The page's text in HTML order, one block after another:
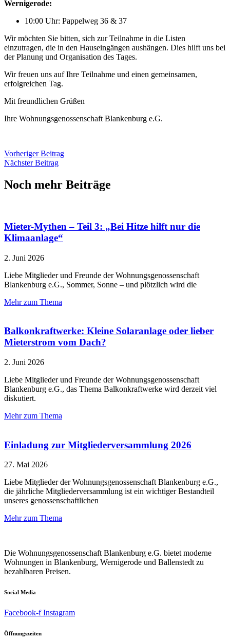
Wernigerode:
10:00 Uhr: Pappelweg 36 & 37
Wir möchten Sie bitten, sich zur Teilnahme in die Listen
einzutragen, die in den Hauseingängen aushängen. Dies hilft uns bei
der Planung und Organisation des Tages.
Wir freuen uns auf Ihre Teilnahme und einen gemeinsamen,
erfolgreichen Tag.
Mit freundlichen Grüßen
Ihre Wohnungsgenossenschaft Blankenburg e.G.
Vorheriger Beitrag
Nächster Beitrag
Noch mehr Beiträge
Mieter-Mythen – Teil 3: „Bei Hitze hilft nur die
Klimaanlage“
2. Juni 2026
Liebe Mitglieder und Freunde der Wohnungsgenossenschaft
Blankenburg e.G., Sommer, Sonne – und plötzlich wird die
Mehr zum Thema
Balkonkraftwerke: Kleine Solaranlage oder lieber
Mieterstrom vom Dach?
2. Juni 2026
Liebe Mitglieder und Freunde der Wohnungsgenossenschaft
Blankenburg e.G., das Thema Balkonkraftwerke wird derzeit viel
diskutiert.
Mehr zum Thema
Einladung zur Mitgliederversammlung 2026
27. Mai 2026
Liebe Mitglieder der Wohnungsgenossenschaft Blankenburg e.G.,
die jährliche Mitgliederversammlung ist ein wichtiger Bestandteil
unseres genossenschaftlichen
Mehr zum Thema
Die Wohnungsgenossenschaft Blankenburg e.G. bietet moderne
Wohnungen in Blankenburg, Wernigerode und Ballenstedt zu
bezahlbaren Preisen.
Social Media
Facebook-f Instagram
Öffnungszeiten